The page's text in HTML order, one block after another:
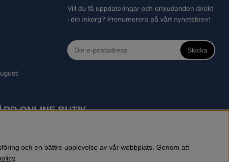
Vill du få uppdateringar och erbjudanden direkt
i din inkorg? Prenumerera på vårt nyhetsbrev!
Skicka
ONLINE BUTIK
robotgräsklippare, motorsågar, röjsågar, trimmers, riders,
och en bättre upplevelse av vår webbplats. Genom att
.